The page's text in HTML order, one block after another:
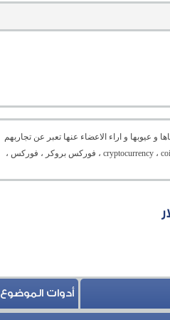
عيوبها و اراء الاعضاء عنها تعبر عن تجاربهم
الشخصية و ليست اراء المنتدى ، ، ETH ، XRP ، BTC ، ميتاتريدر ، ايفون ، منصة ، شركة فوركس ،تداول العملات الرقمية ، تخزين العملات الرقمية ، الكريبتو ، cryptocurrency ، coinmarketcap ، فوركس بروكر ، فوركس ،
أدوات الموضوع